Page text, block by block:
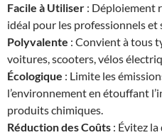
Facile à Utiliser : Déploiement
idéal pour les professionnels et
Polyvalente : Convient à tous
voitures, scooters, vélos
Écologique : Limite les
l’environnement en étouffant
produits chimiques.
Réduction des Coûts : Évitez